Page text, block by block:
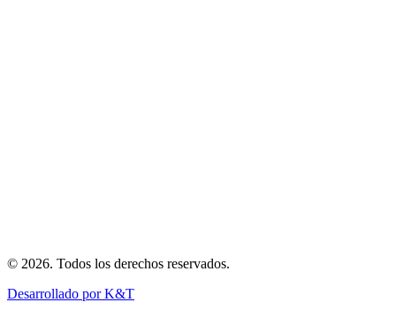
© 2026. Todos los derechos reservados.
Desarrollado por K&T